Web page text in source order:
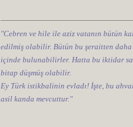
"Cebren ve hile ile aziz vatanın bütün
edilmiş olabilir. Bütün bu şeraitten
içinde bulunabilirler. Hatta bu iktidar
bitap düşmüş olabilir.
Ey Türk istikbalinin evladı! İşte, bu
asil kanda mevcuttur."